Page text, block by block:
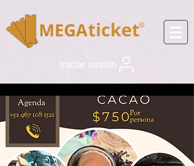
Iniciar sesión